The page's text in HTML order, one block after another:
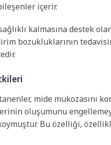
içerir.
kalmasına destek
bozukluklarının
mide mukozasını
oluşumunu
Bu özelliği,